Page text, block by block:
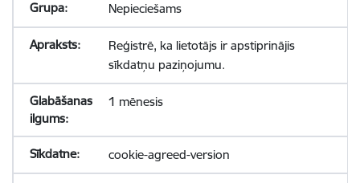
Nepieciešams
Reģistrē, ka lietotājs ir apstiprinājis
sīkdatņu paziņojumu.
1 mēnesis
cookie-agreed-version